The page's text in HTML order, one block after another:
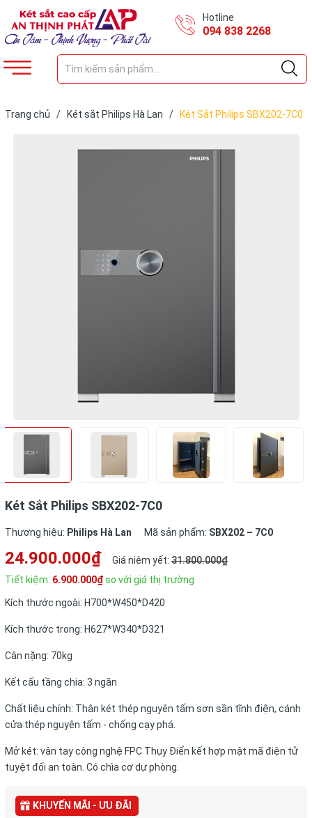
Hotline
094 838 2268
Trang chủ / Két sắt Philips Hà Lan / Két Sắt Philips SBX202-7C0
Két Sắt Philips SBX202-7C0
Thương hiệu: Philips Hà Lan Mã sản phẩm: SBX202 – 7C0
24.900.000₫ Giá niêm yết: 31.800.000₫
Tiết kiệm: 6.900.000₫so với giá thị trường
Kích thước ngoài: H700*W450*D420
Kích thước trong: H627*W340*D321
Cân nặng: 70kg
Kết cấu tầng chia: 3 ngăn
Chất liệu chính: Thân két thép nguyên tấm sơn sần tĩnh điện, cánh
cửa thép nguyên tấm - chống cạy phá.
Mở két: vân tay công nghệ FPC Thụy Điển kết hợp mật mã điện tử
tuyệt đối an toàn. Có chìa cơ dự phòng.
KHUYẾN MÃI - ƯU ĐÃI